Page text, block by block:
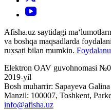
Afisha.uz saytidagi
va boshqa maqsadlarda
ruxsati bilan mumkin.
Elektron OAV guvohnomasi
2019-yil
Bosh muharrir: Sapayeva
Manzil: 100007, Toshkent,
info@afisha.uz